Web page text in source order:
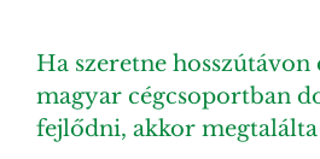
Larger
Image
Ha szeretne hosszútávon
magyar cégcsoportban
fejlődni, akkor